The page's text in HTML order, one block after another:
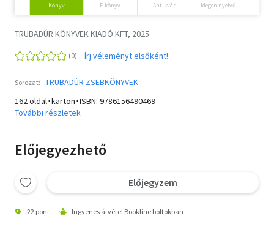
Könyv E-könyv Antikvár Idegen nyelvű
TRUBADÚR KÖNYVEK KIADÓ KFT, 2025
Írj véleményt elsőként!
Sorozat: TRUBADÚR ZSEBKÖNYVEK
162 oldal･karton･ISBN: 9786156490469
További részletek
Előjegyezhető
Előjegyzem
22 pont Ingyenes átvétel Bookline boltokban